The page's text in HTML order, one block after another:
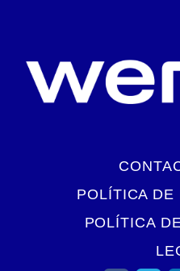
POLÍTICA DE
POLÍTICA